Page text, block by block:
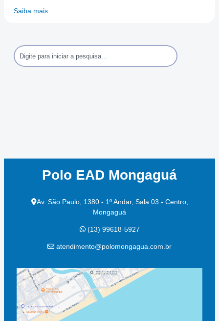
Saiba mais
Polo EAD Mongaguá
Av. São Paulo, 1380 - 1º Andar, Sala 03 - Centro,
Mongaguá
(13) 99618-5927
atendimento@polomongagua.com.br